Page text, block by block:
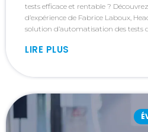
tests efficace et rentable ?
d’expérience de Fabrice Laboux,
solution d’automatisation des tests
LIRE PLUS